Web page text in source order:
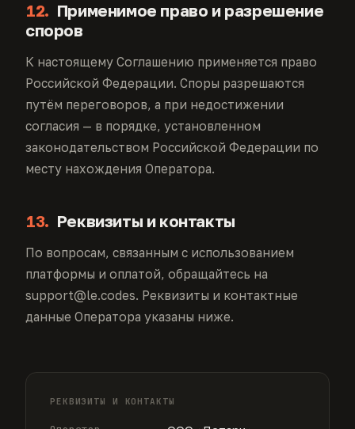
12. Применимое право и разрешение
споров
К настоящему Соглашению применяется право
Российской Федерации. Споры разрешаются
путём переговоров, а при недостижении
согласия — в порядке, установленном
законодательством Российской Федерации по
месту нахождения Оператора.
13. Реквизиты и контакты
По вопросам, связанным с использованием
платформы и оплатой, обращайтесь на
support@le.codes. Реквизиты и контактные
данные Оператора указаны ниже.
РЕКВИЗИТЫ И КОНТАКТЫ